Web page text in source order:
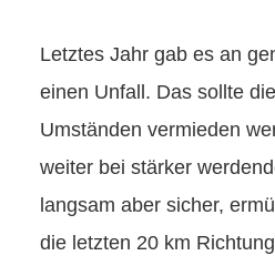
Letztes Jahr gab es an
einen Unfall. Das sollte
Umständen vermieden
weiter bei stärker
langsam aber sicher,
die letzten 20 km